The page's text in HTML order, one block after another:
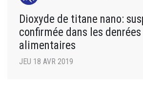
Dioxyde de titane nano:
confirmée dans les denrées
alimentaires
JEU 18 AVR 2019